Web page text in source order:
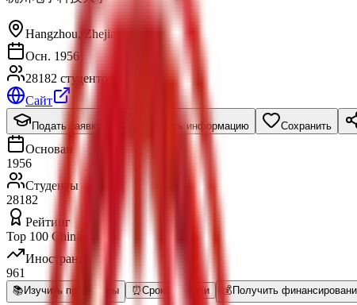
Hangzhou, Zhejiang
Осн. 1956
28182 студентов
Сайт
Подать заявку Запросить информацию Сохранить
Основан
1956
Студенты
28182
Рейтинг
Top 100 China
Иностранные
961
📚 Изучить программы ⏰Сроки Подачи 💰 Получить